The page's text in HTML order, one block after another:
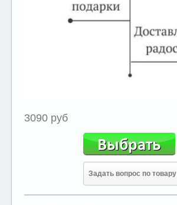
3090 руб
Задать вопрос по товару